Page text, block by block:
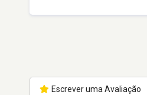
Escrever uma Avaliação